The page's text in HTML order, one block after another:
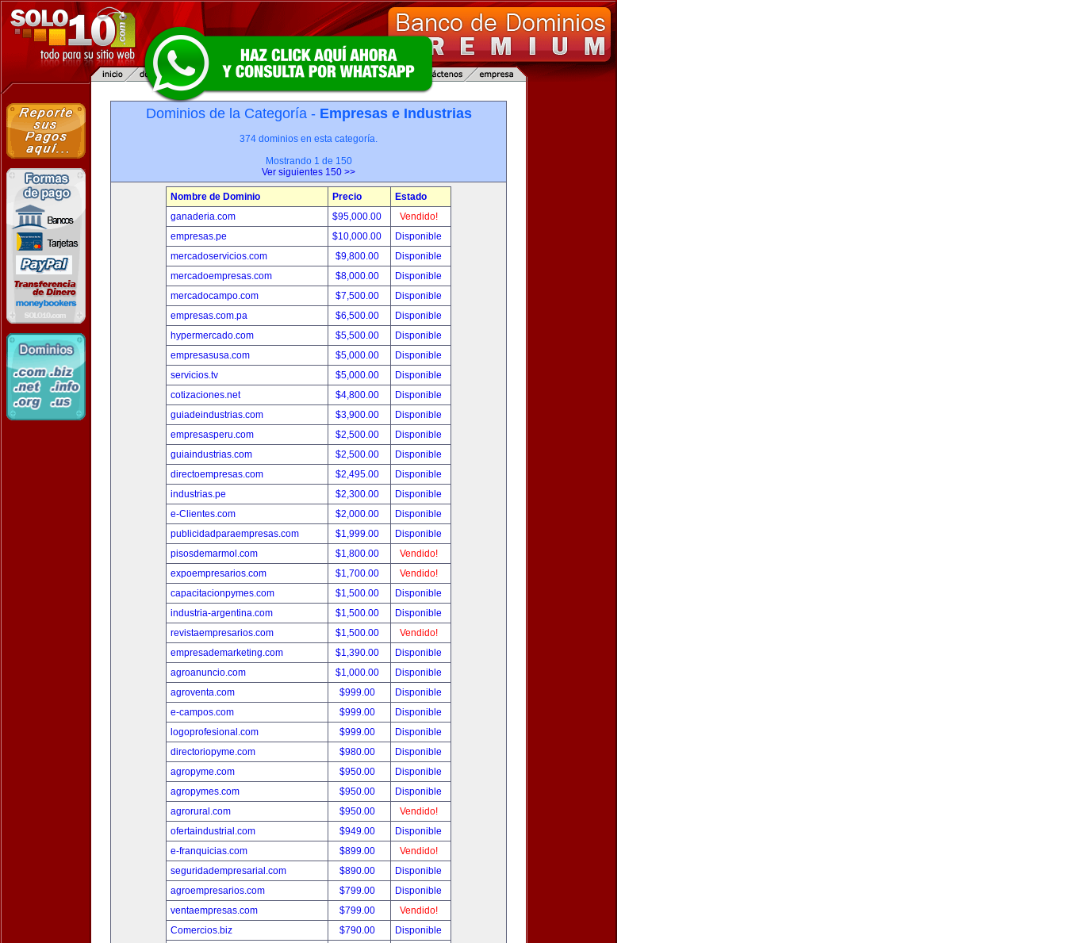
Dominios de la Categoría - Empresas e Industrias
374 dominios en esta categoría.
Mostrando 1 de 150
Ver siguientes 150 >>
Nombre de Dominio Precio
Estado
ganaderia.com
$95,000.00
Vendido!
empresas.pe
$10,000.00
Disponible
mercadoservicios.com
$9,800.00
Disponible
mercadoempresas.com
$8,000.00
Disponible
mercadocampo.com
$7,500.00
Disponible
empresas.com.pa
$6,500.00
Disponible
hypermercado.com
$5,500.00
Disponible
empresasusa.com
$5,000.00
Disponible
servicios.tv
$5,000.00
Disponible
cotizaciones.net
$4,800.00
Disponible
guiadeindustrias.com
$3,900.00
Disponible
empresasperu.com
$2,500.00
Disponible
guiaindustrias.com
$2,500.00
Disponible
directoempresas.com
$2,495.00
Disponible
industrias.pe
$2,300.00
Disponible
e-Clientes.com
$2,000.00
Disponible
publicidadparaempresas.com
$1,999.00
Disponible
pisosdemarmol.com
$1,800.00
Vendido!
expoempresarios.com
$1,700.00
Vendido!
capacitacionpymes.com
$1,500.00
Disponible
industria-argentina.com
$1,500.00
Disponible
revistaempresarios.com
$1,500.00
Vendido!
empresademarketing.com
$1,390.00
Disponible
agroanuncio.com
$1,000.00
Disponible
agroventa.com
$999.00
Disponible
e-campos.com
$999.00
Disponible
logoprofesional.com
$999.00
Disponible
directoriopyme.com
$980.00
Disponible
agropyme.com
$950.00
Disponible
agropymes.com
$950.00
Disponible
agrorural.com
$950.00
Vendido!
ofertaindustrial.com
$949.00
Disponible
e-franquicias.com
$899.00
Vendido!
seguridadempresarial.com
$890.00
Disponible
agroempresarios.com
$799.00
Disponible
ventaempresas.com
$799.00
Vendido!
Comercios.biz
$790.00
Disponible